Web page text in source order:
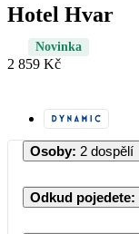
Hotel Hvar
Novinka
2 859 Kč
Osoby: 2 dospělí
Odkud pojedete: